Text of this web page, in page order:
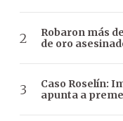
Robaron más
de oro
Caso Roselín:
apunta a